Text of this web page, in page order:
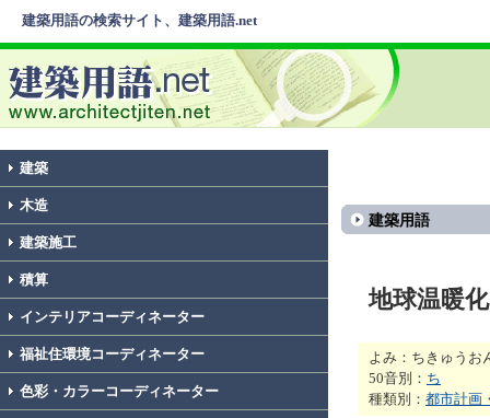
建築用語の検索サイト、建築用語.net
建築
木造
建築施工
積算
インテリアコーディネーター
福祉住環境コーディネーター
色彩・カラーコーディネーター
建築用語
地球温暖化
よみ：ちきゅうお
50音別： ち
種類別： 都市計画